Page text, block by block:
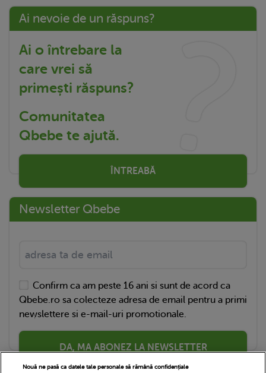
Ai nevoie de un răspuns?
Ai o întrebare la
care vrei să
primești răspuns?
Comunitatea
Qbebe te ajută.
ÎNTREABĂ
Newsletter Qbebe
Confirm ca am peste 16 ani si sunt de acord ca
Qbebe.ro sa colecteze adresa de email pentru a primi
newslettere si e-mail-uri promotionale.
DA, MA ABONEZ LA NEWSLETTER
Nouă ne pasă ca datele tale personale să rămână confidențiale